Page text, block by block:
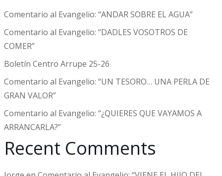
Comentario al Evangelio: “ANDAR SOBRE EL AGUA”
Comentario al Evangelio: “DADLES VOSOTROS DE
COMER”
Boletín Centro Arrupe 25-26
Comentario al Evangelio: “UN TESORO… UNA PERLA DE
GRAN VALOR”
Comentario al Evangelio: “¿QUIERES QUE VAYAMOS A
ARRANCARLA?”
Recent Comments